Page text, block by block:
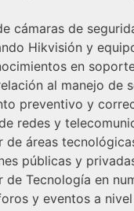
cámaras de
Hikvisión y
en
al manejo de
preventivo y
redes y
de áreas
públicas y
de Tecnología en
y eventos a